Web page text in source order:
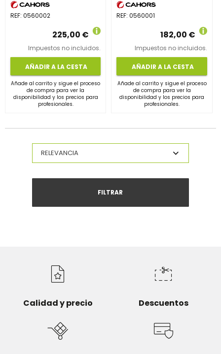
REF: 0560002
225,00 €
Impuestos no incluidos.
AÑADIR A LA CESTA
Añade al carrito y sigue el proceso
de compra para ver la
disponibilidad y los precios para
profesionales.
REF:0560001
182,00 €
Impuestos no incluidos.
AÑADIR A LA CESTA
Añade al carrito y sigue el proceso
de compra para ver la
disponibilidad y los precios para
profesionales.
FILTRAR
Calidad y precio Descuentos